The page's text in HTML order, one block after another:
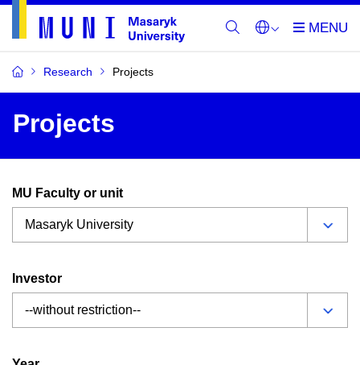
Research Projects
Projects
MU Faculty or unit
Investor